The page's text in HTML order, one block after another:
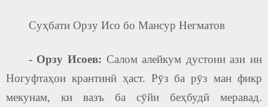
Суҳбати Орзу Исо бо Мансур Негматов
- Орзу Исоев: Салом алейкум дустони ази ин
Ногуфтаҳои крантинӣ ҳаст. Рӯз ба рӯз ман фикр
мекунам, ки вазъ ба сӯйи беҳбудӣ меравад.